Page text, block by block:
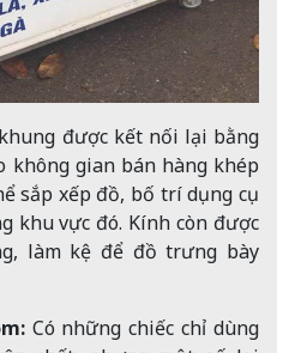
được kết nối lại bằng
không gian bán hàng khép
sắp xếp đồ, bố trí dụng cụ
khu vực đó. Kính còn được
làm kệ để đồ trưng bày
Có những chiếc chỉ dùng